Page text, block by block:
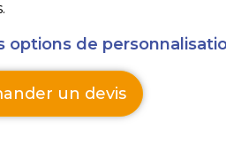
options de
un devis